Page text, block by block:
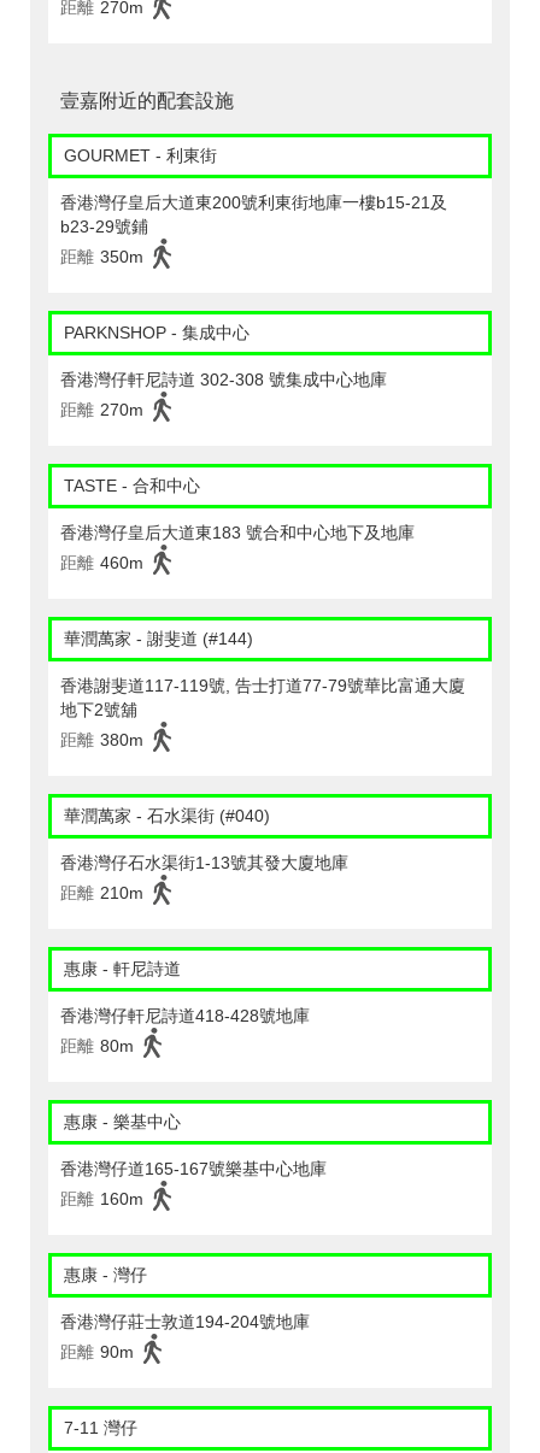
距離 270m
壹嘉附近的配套設施
GOURMET - 利東街
香港灣仔皇后大道東200號利東街地庫一樓b15-21及
b23-29號鋪
距離 350m
PARKNSHOP - 集成中心
香港灣仔軒尼詩道 302-308 號集成中心地庫
距離 270m
TASTE - 合和中心
香港灣仔皇后大道東183 號合和中心地下及地庫
距離 460m
華潤萬家 - 謝斐道 (#144)
香港謝斐道117-119號, 告士打道77-79號華比富通大廈
地下2號舖
距離 380m
華潤萬家 - 石水渠街 (#040)
香港灣仔石水渠街1-13號其發大廈地庫
距離 210m
惠康 - 軒尼詩道
香港灣仔軒尼詩道418-428號地庫
距離 80m
惠康 - 樂基中心
香港灣仔道165-167號樂基中心地庫
距離 160m
惠康 - 灣仔
香港灣仔莊士敦道194-204號地庫
距離 90m
7-11 灣仔